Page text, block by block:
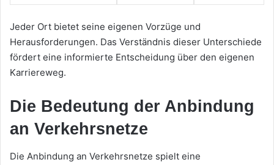
Jeder Ort bietet seine eigenen Vorzüge und
Herausforderungen. Das Verständnis dieser Unterschiede
fördert eine informierte Entscheidung über den eigenen
Karriereweg.
Die Bedeutung der Anbindung
an Verkehrsnetze
Die Anbindung an Verkehrsnetze spielt eine